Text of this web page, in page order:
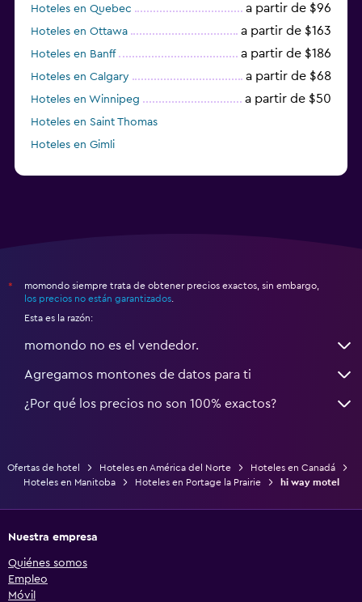
Hoteles en Quebec a partir de $96
Hoteles en Ottawa a partir de $163
Hoteles en Banff a partir de $186
Hoteles en Calgary a partir de $68
Hoteles en Winnipeg a partir de $50
Hoteles en Saint Thomas
Hoteles en Gimli
*
momondo siempre trata de obtener precios exactos, sin embargo,
los precios no están garantizados
Esta es la razón:
momondo no es el vendedor.
Agregamos montones de datos para ti
¿Por qué los precios no son 100% exactos?
Ofertas de hotel Hoteles en América del Norte
Hoteles en Canadá
Hoteles en Manitoba
Hoteles en Portage la Prairie hi way motel
Nuestra empresa
Quiénes somos
Empleo
Móvil